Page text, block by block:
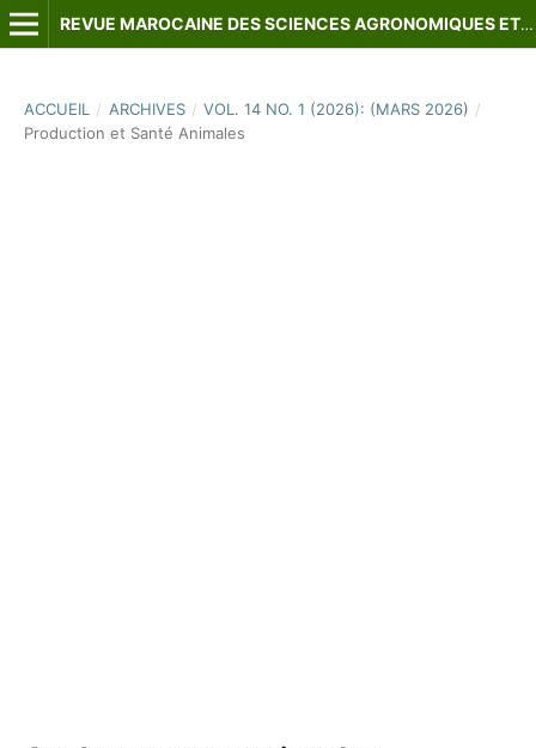
REVUE MAROCAINE DES SCIENCES AGRONOMIQUES ET VÉTÉRINAIRES
ACCUEIL / ARCHIVES / VOL. 14 NO. 1 (2026): (MARS 2026) /
Production et Santé Animales